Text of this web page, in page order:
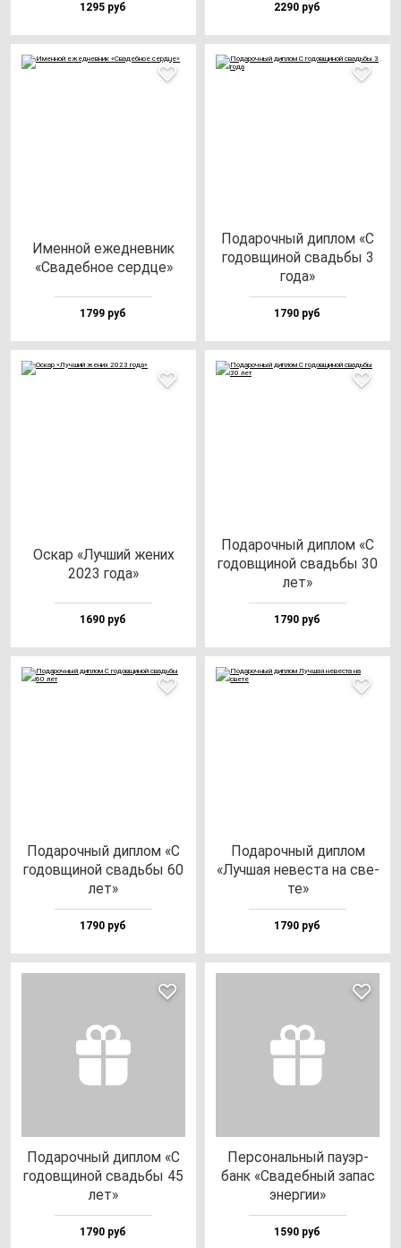
1295 руб 2290 руб
Имен­ной ежед­нев­ник
«Сва­деб­ное сер­дце»
1799 руб
Пода­роч­ный дип­лом «С
го­дов­щи­ной свадь­бы 3
го­да»
1790 руб
Оскар «Луч­ший же­них
2023 го­да»
1690 руб
Пода­роч­ный дип­лом «С
го­дов­щи­ной свадь­бы 30
лет»
1790 руб
Пода­роч­ный дип­лом «С
го­дов­щи­ной свадь­бы 60
лет»
1790 руб
Пода­роч­ный дип­лом
«Луч­шая не­вес­та на све­
те»
1790 руб
Пода­роч­ный дип­лом «С
го­дов­щи­ной свадь­бы 45
лет»
1790 руб
Пер­со­наль­ный па­уэр­
банк «Сва­деб­ный за­пас
энер­гии»
1590 руб